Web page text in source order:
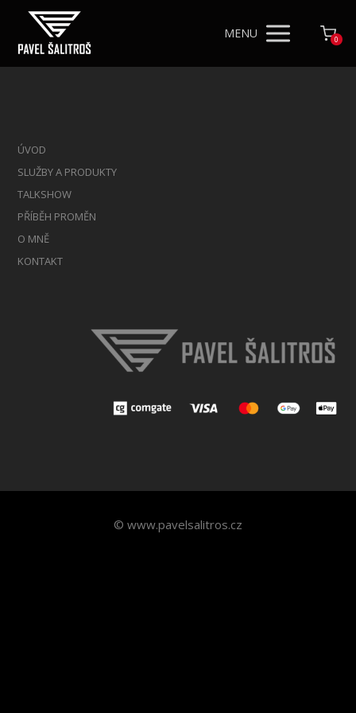
MENU 0
ÚVOD
SLUŽBY A PRODUKTY
TALKSHOW
PŘÍBĚH PROMĚN
O MNĚ
KONTAKT
© www.pavelsalitros.cz